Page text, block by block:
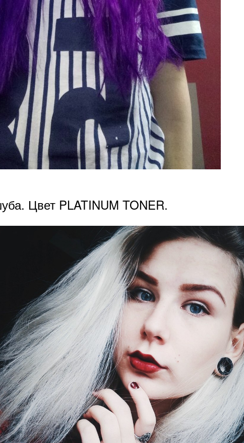
Цвет PLATINUM TONER.